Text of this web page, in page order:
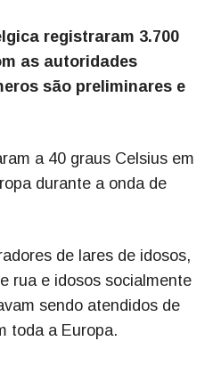
registraram 3.700
as autoridades
são preliminares e
a 40 graus Celsius em
durante a onda de
de lares de idosos,
rua e idosos socialmente
sendo atendidos de
toda a Europa.